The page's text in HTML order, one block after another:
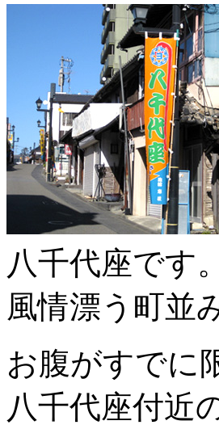
八千代座です。
風情漂う町並
お腹がすでに
八千代座付近